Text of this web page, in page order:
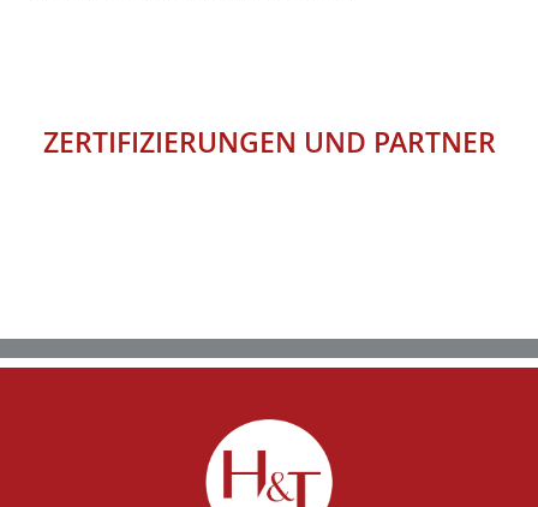
ZERTIFIZIERUNGEN UND PARTNER